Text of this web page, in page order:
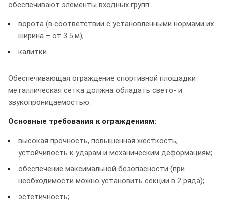
обеспечивают элементы входных групп:
ворота (в соответствии с установленными нормами их
ширина – от 3.5 м);
калитки.
Обеспечивающая ограждение спортивной площадки
металлическая сетка должна обладать свето- и
звукопроницаемостью.
Основные требования к ограждениям:
высокая прочность, повышенная жесткость,
устойчивость к ударам и механическим деформациям;
обеспечение максимальной безопасности (при
необходимости можно установить секции в 2 ряда);
эстетичность;